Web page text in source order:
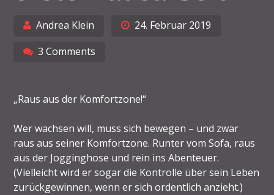
Andrea Klein
24. Februar 2019
3 Comments
„Raus aus der Komfortzone!“
Wer wachsen will, muss sich bewegen – und zwar
raus aus seiner Komfortzone. Runter vom Sofa, raus
aus der Jogginghose und rein ins Abenteuer.
(Vielleicht wird er sogar die Kontrolle über sein Leben
zurückgewinnen, wenn er sich ordentlich anzieht.)